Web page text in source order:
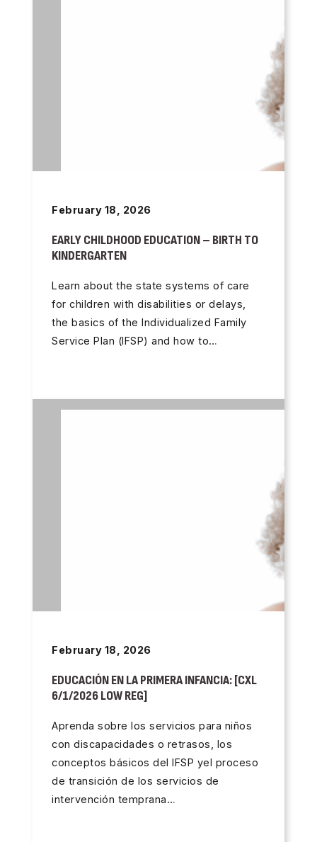
February 18, 2026
EARLY CHILDHOOD EDUCATION – BIRTH TO
KINDERGARTEN
Learn about the state systems of care
for children with disabilities or delays,
the basics of the Individualized Family
Service Plan (IFSP) and how to…
February 18, 2026
EDUCACIÓN EN LA PRIMERA INFANCIA: [CXL
6/1/2026 LOW REG]
Aprenda sobre los servicios para niños
con discapacidades o retrasos, los
conceptos básicos del IFSP yel proceso
de transición de los servicios de
intervención temprana…